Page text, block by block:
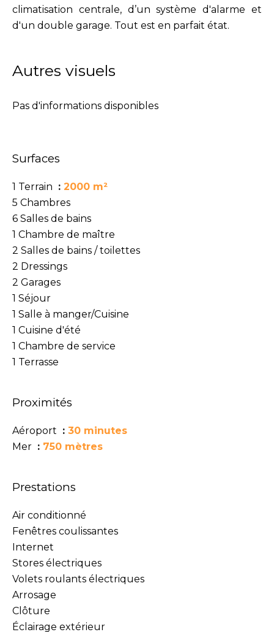
climatisation centrale, d’un système d'alarme et
d'un double garage. Tout est en parfait état.
Autres visuels
Pas d'informations disponibles
Surfaces
1 Terrain
2000 m²
5 Chambres
6 Salles de bains
1 Chambre de maître
2 Salles de bains / toilettes
2 Dressings
2 Garages
1 Séjour
1 Salle à manger/Cuisine
1 Cuisine d'été
1 Chambre de service
1 Terrasse
Proximités
Aéroport
30 minutes
Mer
750 mètres
Prestations
Air conditionné
Fenêtres coulissantes
Internet
Stores électriques
Volets roulants électriques
Arrosage
Clôture
Éclairage extérieur